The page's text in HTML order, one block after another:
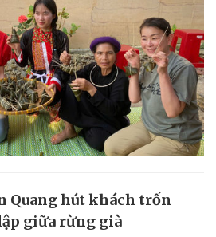
Quang hút khách trốn
giữa rừng già